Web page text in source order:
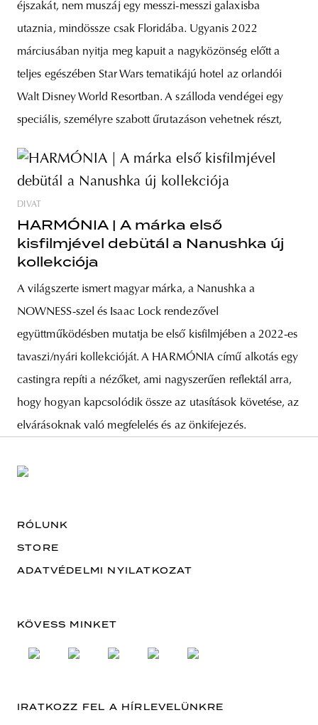
éjszakát, nem muszáj egy messzi-messzi galaxisba
utaznia, mindössze csak Floridába. Ugyanis 2022
márciusában nyitja meg kapuit a nagyközönség előtt a
teljes egészében Star Wars tematikájú hotel az orlandói
Walt Disney World Resortban. A szálloda vendégei egy
speciális, személyre szabott űrutazáson vehetnek részt,
DIVAT
HARMÓNIA | A márka első
kisfilmjével debütál a Nanushka új
kollekciója
A világszerte ismert magyar márka, a Nanushka a
NOWNESS-szel és Isaac Lock rendezővel
együttműködésben mutatja be első kisfilmjében a 2022-es
tavaszi/nyári kollekcióját. A HARMÓNIA című alkotás egy
castingra repíti a nézőket, ami nagyszerűen reflektál arra,
hogy hogyan kapcsolódik össze az utasítások követése, az
elvárásoknak való megfelelés és az önkifejezés.
RÓLUNK
STORE
ADATVÉDELMI NYILATKOZAT
KÖVESS MINKET
IRATKOZZ FEL A HÍRLEVELÜNKRE